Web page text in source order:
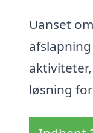
Uanset
løsning